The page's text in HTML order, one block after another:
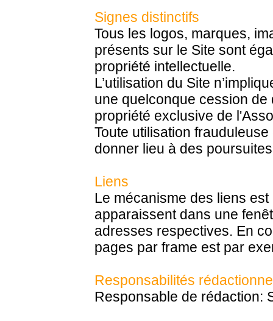
Signes distinctifs
Tous les logos, marques,
présents sur le Site sont
propriété intellectuelle.
L’utilisation du Site
une quelconque cession
propriété exclusive de
Toute utilisation
donner lieu à des poursuites
Liens
Le mécanisme des liens
apparaissent dans une
adresses respectives. En
pages par frame est par
Responsabilités
Responsable de rédaction: